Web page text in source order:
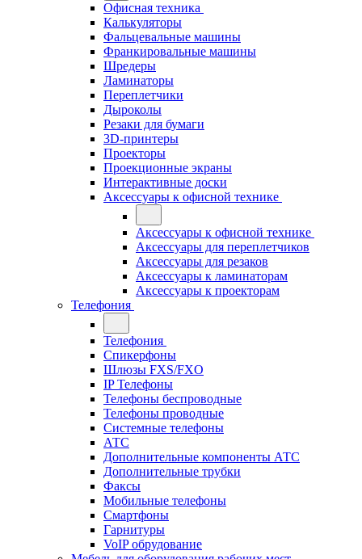
Офисная техника
Калькуляторы
Фальцевальные машины
Франкировальные машины
Шредеры
Ламинаторы
Переплетчики
Дыроколы
Резаки для бумаги
3D-принтеры
Проекторы
Проекционные экраны
Интерактивные доски
Аксессуары к офисной технике
Аксессуары к офисной технике
Аксессуары для переплетчиков
Аксессуары для резаков
Аксессуары к ламинаторам
Аксессуары к проекторам
Телефония
Телефония
Спикерфоны
Шлюзы FXS/FXO
IP Телефоны
Телефоны беспроводные
Телефоны проводные
Системные телефоны
АТС
Дополнительные компоненты АТС
Дополнительные трубки
Факсы
Мобильные телефоны
Смартфоны
Гарнитуры
VoIP обрудование